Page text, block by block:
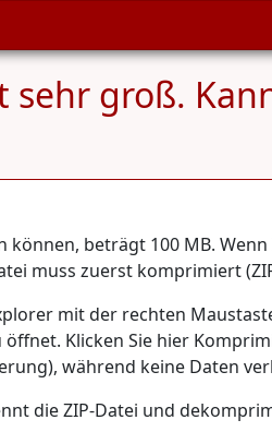
sehr groß.
beträgt 100 MB.
muss zuerst komprimiert
mit der rechten
Klicken Sie hier
während keine Daten
die ZIP-Datei und